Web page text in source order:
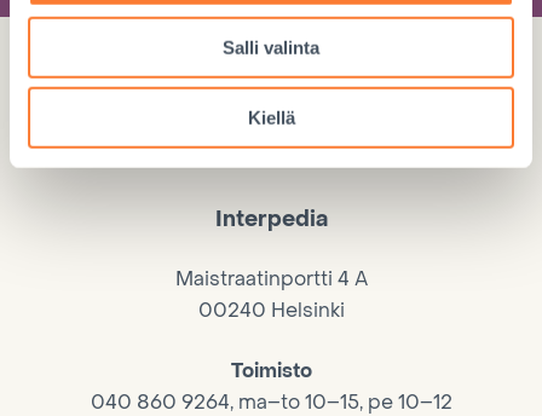
Salli valinta
Kiellä
Interpedia
Maistraatinportti 4 A
00240 Helsinki
Toimisto
040 860 9264, ma–to 10–15, pe 10–12